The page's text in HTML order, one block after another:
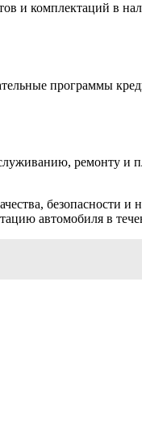
и комплектаций в
программы
ремонту
автомобиля в